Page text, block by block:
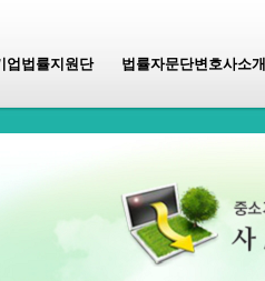
업법률지원단 법률자문단변호사소개